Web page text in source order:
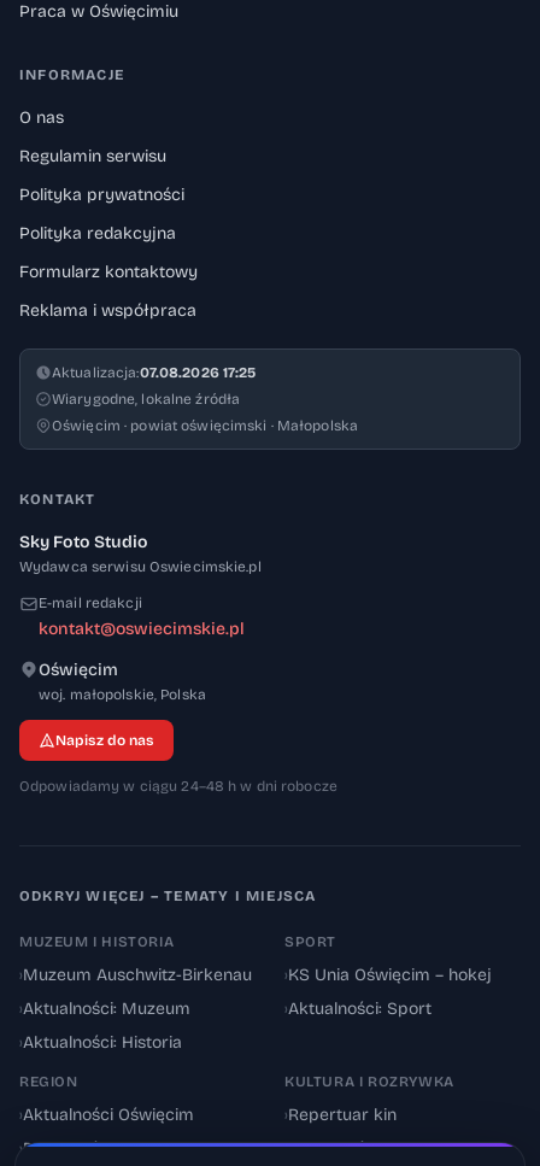
Praca w Oświęcimiu
INFORMACJE
O nas
Regulamin serwisu
Polityka prywatności
Polityka redakcyjna
Formularz kontaktowy
Reklama i współpraca
Aktualizacja:07.08.2026 17:25
Wiarygodne, lokalne źródła
Oświęcim · powiat oświęcimski · Małopolska
KONTAKT
Sky Foto Studio
Wydawca serwisu Oswiecimskie.pl
E-mail redakcji
kontakt@oswiecimskie.pl
Oświęcim
woj. małopolskie, 32-600
Polska
Napisz do nas
Odpowiadamy w ciągu 24–48 h w dni robocze
ODKRYJ WIĘCEJ – TEMATY I MIEJSCA
MUZEUM I HISTORIA
›Muzeum Auschwitz-Birkenau
›Aktualności: Muzeum
›Aktualności: Historia
SPORT
›KS Unia Oświęcim – hokej
›Aktualności: Sport
REGION
›Aktualności Oświęcim
›Powiat oświęcimski
KULTURA I ROZRYWKA
›Repertuar kin
›Aktualności: Kultura